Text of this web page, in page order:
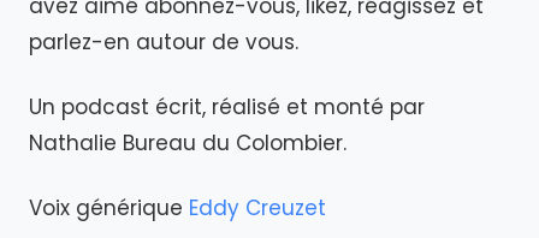
avez aimé abonnez-vous, likez, réagissez et
parlez-en autour de vous.
Un podcast écrit, réalisé et monté par
Nathalie Bureau du Colombier.
Voix générique Eddy Creuzet